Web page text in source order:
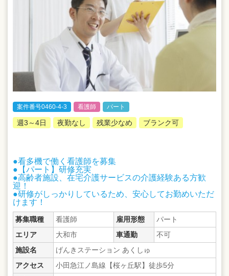
案件番号0460-4-3 看護師 パート
週3～4日 夜勤なし 残業少なめ ブランク可
●看多機で働く看護師を募集
●【パート】研修充実
●高齢者施設、在宅介護サービスの介護経験ある方歓
迎！
●研修がしっかりしているため、安心してお勤めいただ
けます！
募集職種 看護師 雇用形態
パート
エリア
大和市 車通勤
不可
施設名
げんきステーション あくしゅ
アクセス
小田急江ノ島線【桜ヶ丘駅】徒歩5分